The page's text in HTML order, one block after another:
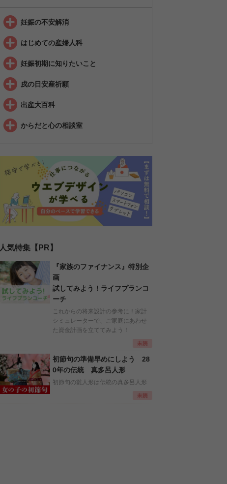
妊娠の不安解消
はじめての産婦人科
妊娠初期に知りたいこと
戌の日安産祈願
出産大百科
からだと心の相談室
人気特集【PR】
『家族のファイナンス』特別企
画
試してみよう！ライフプランコ
ーチ
これからの将来設計の参考に！家計
シミュレーターで、ご家庭にあわせ
た資金計画を立ててみよう！
初節句の準備早めにしよう 28
0年の伝統 真多呂人形
初節句の雛人形は伝統の真多呂人形